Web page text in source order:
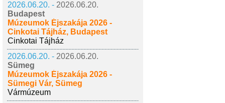
2026.06.20. - 2026.06.20.
Budapest
Múzeumok Éjszakája 2026 -
Cinkotai Tájház, Budapest
Cinkotai Tájház
2026.06.20. - 2026.06.20.
Sümeg
Múzeumok Éjszakája 2026 -
Sümegi Vár, Sümeg
Vármúzeum